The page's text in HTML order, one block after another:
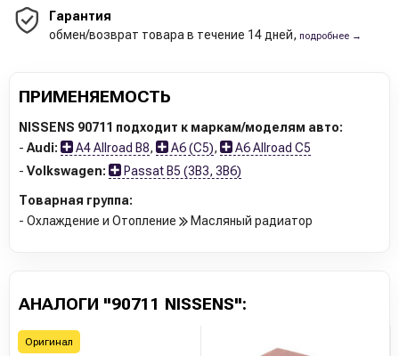
Гарантия
обмен/возврат товара в течение 14 дней, подробнее →
ПРИМЕНЯЕМОСТЬ
NISSENS 90711 подходит к маркам/моделям авто:
- Audi: A4 Allroad B8, A6 (C5),
A6 Allroad C5
- Volkswagen: Passat B5 (3B3, 3B6)
Товарная группа:
- Охлаждение и Отопление
Масляный радиатор
АНАЛОГИ "90711 NISSENS":
Оригинал